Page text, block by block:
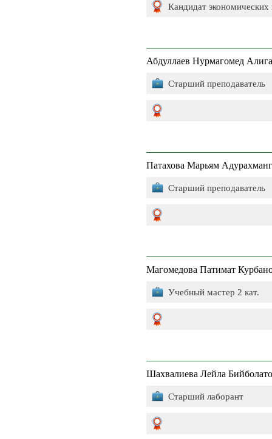
Кандидат экономических
Абдуллаев Нурмагомед
Старший преподаватель
Патахова Марьям
Старший преподаватель
Магомедова Патимат
Учебный мастер 2 кат.
Шахвалиева Лейла
Старший лаборант